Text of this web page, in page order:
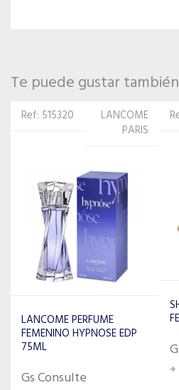
Te puede gustar también
Ref: 122917 SHAKIRA
FEMENINO EDT 80ML
Gs Consulte
+ Comprar